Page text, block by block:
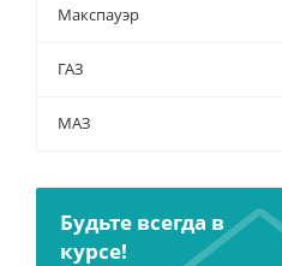
Макспауэр
ГАЗ
МАЗ
Будьте всегда в
курсе!